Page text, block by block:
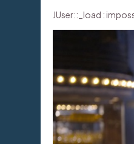
JUser::_load :